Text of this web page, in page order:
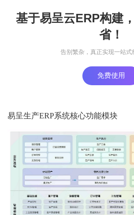
基于易呈云ERP构建
省！
告别繁杂，真正实现一站式
免费使用
易呈生产ERP系统核心功能模块